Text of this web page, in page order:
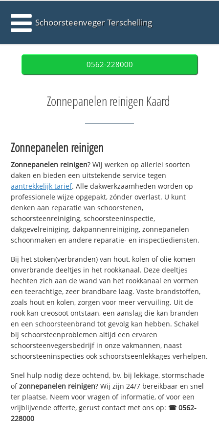
Schoorsteenveger Terschelling
0562-228000
Zonnepanelen reinigen Kaard
Zonnepanelen reinigen
Zonnepanelen reinigen? Wij werken op allerlei soorten
daken en bieden een uitstekende service tegen
aantrekkelijk tarief. Alle dakwerkzaamheden worden op
professionele wijze opgepakt, zónder overlast. U kunt
denken aan reparatie van schoorstenen,
schoorsteenreiniging, schoorsteeninspectie,
dakgevelreiniging, dakpannenreiniging, zonnepanelen
schoonmaken en andere reparatie- en inspectiediensten.
Bij het stoken(verbranden) van hout, kolen of olie komen
onverbrande deeltjes in het rookkanaal. Deze deeltjes
hechten zich aan de wand van het rookkanaal en vormen
een teerachtige, zeer brandbare laag. Vaste brandstoffen,
zoals hout en kolen, zorgen voor meer vervuiling. Uit de
rook kan creosoot ontstaan, een aanslag die kan branden
en een schoorsteenbrand tot gevolg kan hebben. Schakel
bij schoorsteenproblemen altijd een ervaren
schoorsteenvegersbedrijf in onze vakmannen, naast
schoorsteeninspecties ook schoorstseenlekkages verhelpen.
Snel hulp nodig deze ochtend, bv. bij lekkage, stormschade
ofzonnepanelen reinigen? Wij zijn 24/7 bereikbaar en snel
ter plaatse. Neem voor vragen of informatie, of voor een
vrijblijvende offerte, gerust contact met ons op: ☎ 0562-
228000